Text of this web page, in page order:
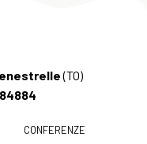
(TO)
CONFERENZE